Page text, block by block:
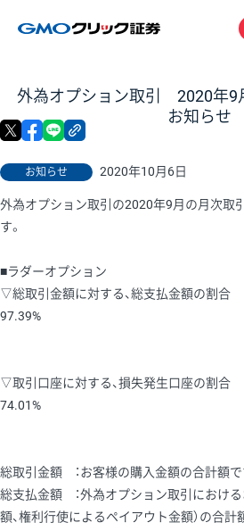
外為オプション取引 2020年9
お知らせ
お知らせ 2020年10月6日
X facebook
外為オプション取引の2020年9月の月次取
す。
■ラダーオプション
▽総取引金額に対する、総支払金額の割合
97.39%
▽取引口座に対する、損失発生口座の割合
74.01%
総取引金額 ：お客様の購入金額の合計額で
総支払金額 ：外為オプション取引における
額、権利行使によるペイアウト金額）の合計